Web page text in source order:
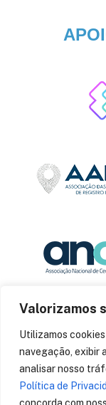
Valorizamos
Utilizamos
navegação, exibir
analisar nosso
Política de